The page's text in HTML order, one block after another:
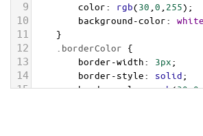
9 color: rgb(30 0 255);
10 background-color: white
11 }
12 .borderColor {
13 border-width: 3px;
14 border-style: solid;
15 border-color: rgb(30,0